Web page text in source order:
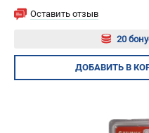
Оставить отзыв
20
ДОБАВИТЬ В